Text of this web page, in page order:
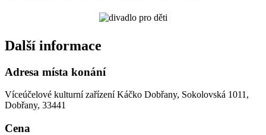
Další informace
Adresa místa konání
Víceúčelové kulturní zařízení Káčko Dobřany, Sokolovská 1011,
Dobřany, 33441
Cena